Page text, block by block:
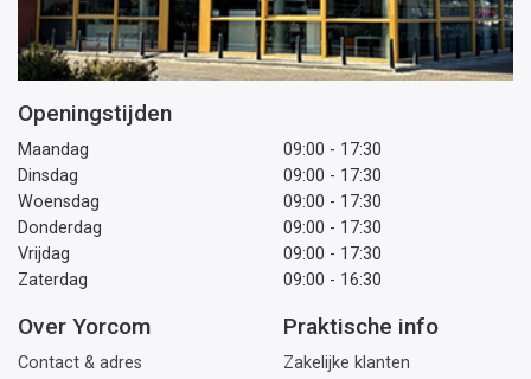
Openingstijden
Maandag
09:00 - 17:30
Dinsdag
09:00 - 17:30
Woensdag
09:00 - 17:30
Donderdag
09:00 - 17:30
Vrijdag
09:00 - 17:30
Zaterdag
09:00 - 16:30
Over Yorcom
Contact & adres
Praktische info
Zakelijke klanten